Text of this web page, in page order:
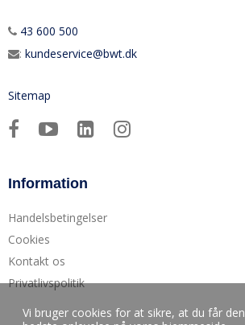
Vi bruger cookies for at sikre, at du får den
43 600 500
: kundeservice@bwt.dk
Sitemap
Information
Handelsbetingelser
Cookies
Kontakt os
Privatlivspolitik